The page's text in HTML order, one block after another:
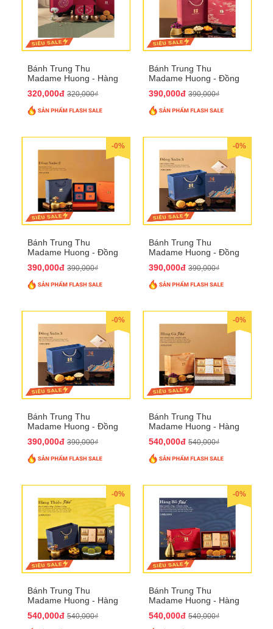
Bánh Trung Thu
Madame Huong - Hàng
320,000đ 320,000₫
Bánh Trung Thu
Madame Huong - Đồng
390,000đ 390,000₫
-0%
Bánh Trung Thu
Madame Huong - Đồng
390,000đ 390,000₫
-0%
Bánh Trung Thu
Madame Huong - Đồng
390,000đ 390,000₫
-0%
Bánh Trung Thu
Madame Huong - Đồng
390,000đ 390,000₫
-0%
Bánh Trung Thu
Madame Huong - Hàng
540,000đ 540,000₫
-0%
Bánh Trung Thu
Madame Huong - Hàng
540,000đ 540,000₫
-0%
Bánh Trung Thu
Madame Huong - Hàng
540,000đ 540,000₫